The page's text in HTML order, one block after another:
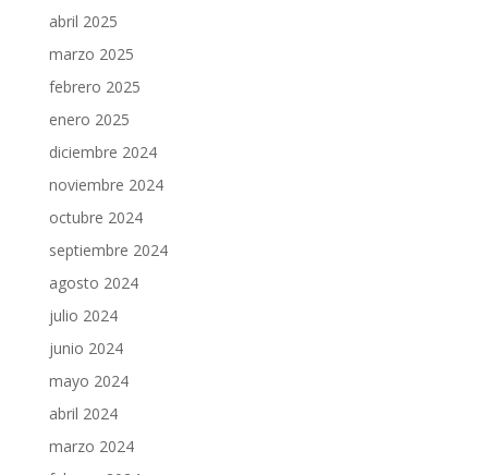
abril 2025
marzo 2025
febrero 2025
enero 2025
diciembre 2024
noviembre 2024
octubre 2024
septiembre 2024
agosto 2024
julio 2024
junio 2024
mayo 2024
abril 2024
marzo 2024